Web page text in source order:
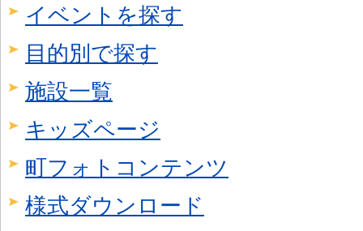
イベントを探す
目的別で探す
施設一覧
キッズページ
町フォトコンテンツ
様式ダウンロード